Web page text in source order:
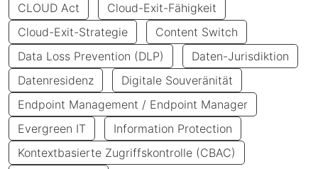
CLOUD Act
Cloud-Exit-Fähigkeit
Cloud-Exit-Strategie
Content Switch
Data Loss Prevention (DLP)
Daten-Jurisdiktion
Datenresidenz
Digitale Souveränität
Endpoint Management / Endpoint Manager
Evergreen IT
Information Protection
Kontextbasierte Zugriffskontrolle (CBAC)